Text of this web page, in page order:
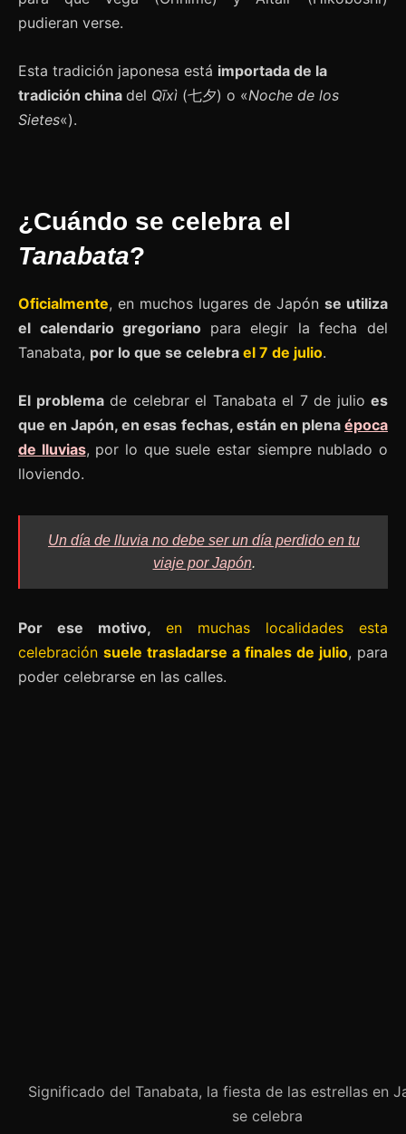
pudieran verse.
Esta tradición japonesa está importada de la
tradición china del Qīxì (七夕) o «Noche de los
Sietes«).
¿Cuándo se celebra el
Tanabata?
Oficialmente, en muchos lugares de Japón se utiliza
el calendario gregoriano para elegir la fecha del
Tanabata, por lo que se celebra el 7 de julio.
El problemade celebrar el Tanabata el 7 de julio es
que en Japón, en esas fechas, están en plena época
de lluvias, por lo que suele estar siempre nublado o
lloviendo.
Un día de lluvia no debe ser un día perdido en tu
viaje por Japón.
Por ese motivo, en muchas localidades esta
celebración suele trasladarse a finales de julio, para
poder celebrarse en las calles.
Significado del Tanabata, la fiesta de las estrellas en
se celebra